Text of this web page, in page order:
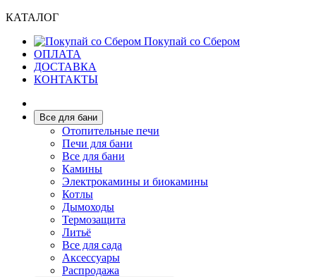
КАТАЛОГ
Покупай со Сбером
ОПЛАТА
ДОСТАВКА
КОНТАКТЫ
Все для бани
Отопительные печи
Печи для бани
Все для бани
Камины
Электрокамины и биокамины
Котлы
Дымоходы
Термозащита
Литьё
Все для сада
Аксессуары
Распродажа